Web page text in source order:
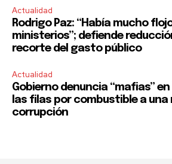
Actualidad
Rodrigo Paz: “Había mucho
ministerios”; defiende
recorte del gasto público
Actualidad
Gobierno denuncia “mafias” en
las filas por combustible a una
corrupción